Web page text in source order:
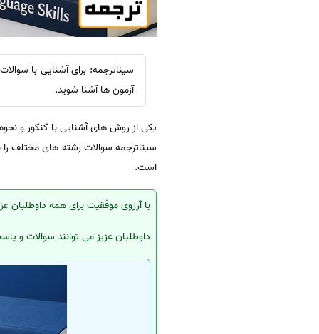
سیناترجمه: برای آشنایی با
آزمون ها آشنا شوید.
یکی از روش های آشنایی با کنکور و
سیناترجمه سوالات رشته های مختلف را
است.
با آرزوی موفقیت برای همه داوطلبان عزیز ،سوالات کنکور
داوطلبان عزیز می توانند سوالات و